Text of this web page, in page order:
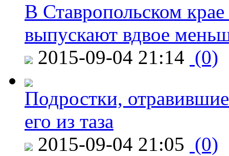
В Ставропольском
выпускают вдвое
2015-09-04 21:14 (0)
Подростки,
его из таза
2015-09-04 21:05 (0)